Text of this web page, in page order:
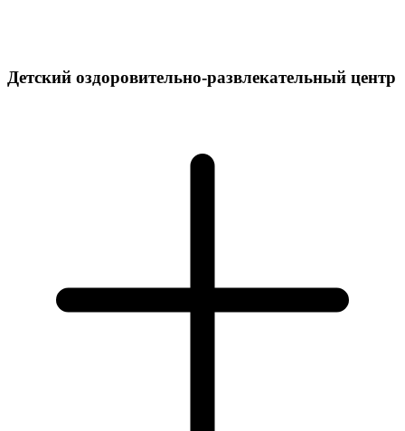
Детский оздоровительно-развлекательный центр